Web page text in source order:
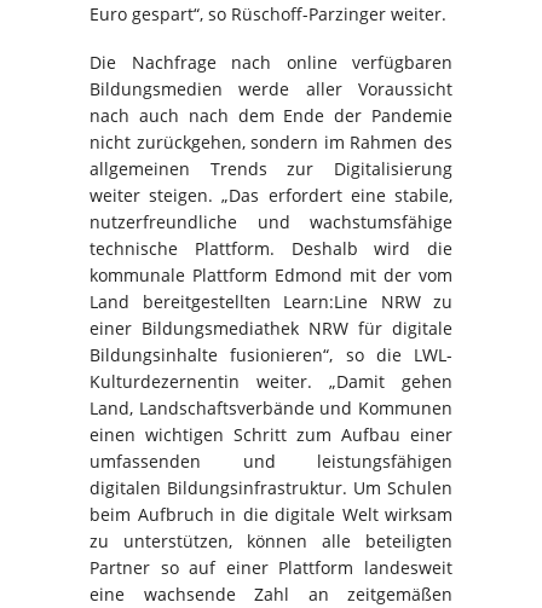
Euro gespart“, so Rüschoff-Parzinger weiter.
Die Nachfrage nach online verfügbaren
Bildungsmedien werde aller Voraussicht
nach auch nach dem Ende der Pandemie
nicht zurückgehen, sondern im Rahmen des
allgemeinen Trends zur Digitalisierung
weiter steigen. „Das erfordert eine stabile,
nutzerfreundliche und wachstumsfähige
technische Plattform. Deshalb wird die
kommunale Plattform Edmond mit der vom
Land bereitgestellten Learn:Line NRW zu
einer Bildungsmediathek NRW für digitale
Bildungsinhalte fusionieren“, so die LWL-
Kulturdezernentin weiter. „Damit gehen
Land, Landschaftsverbände und Kommunen
einen wichtigen Schritt zum Aufbau einer
umfassenden und leistungsfähigen
digitalen Bildungsinfrastruktur. Um Schulen
beim Aufbruch in die digitale Welt wirksam
zu unterstützen, können alle beteiligten
Partner so auf einer Plattform landesweit
eine wachsende Zahl an zeitgemäßen